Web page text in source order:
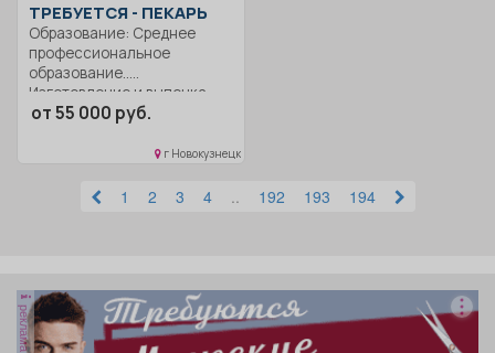
ТРЕБУЕТСЯ - ПЕКАРЬ
Образование: Среднее
профессиональное
образование..
Изготовление и выпечка
хлеба, мелкоштучных...
от 55 000 руб.
г Новокузнецк
1 2 3 4 .. 192 193 194
реклама